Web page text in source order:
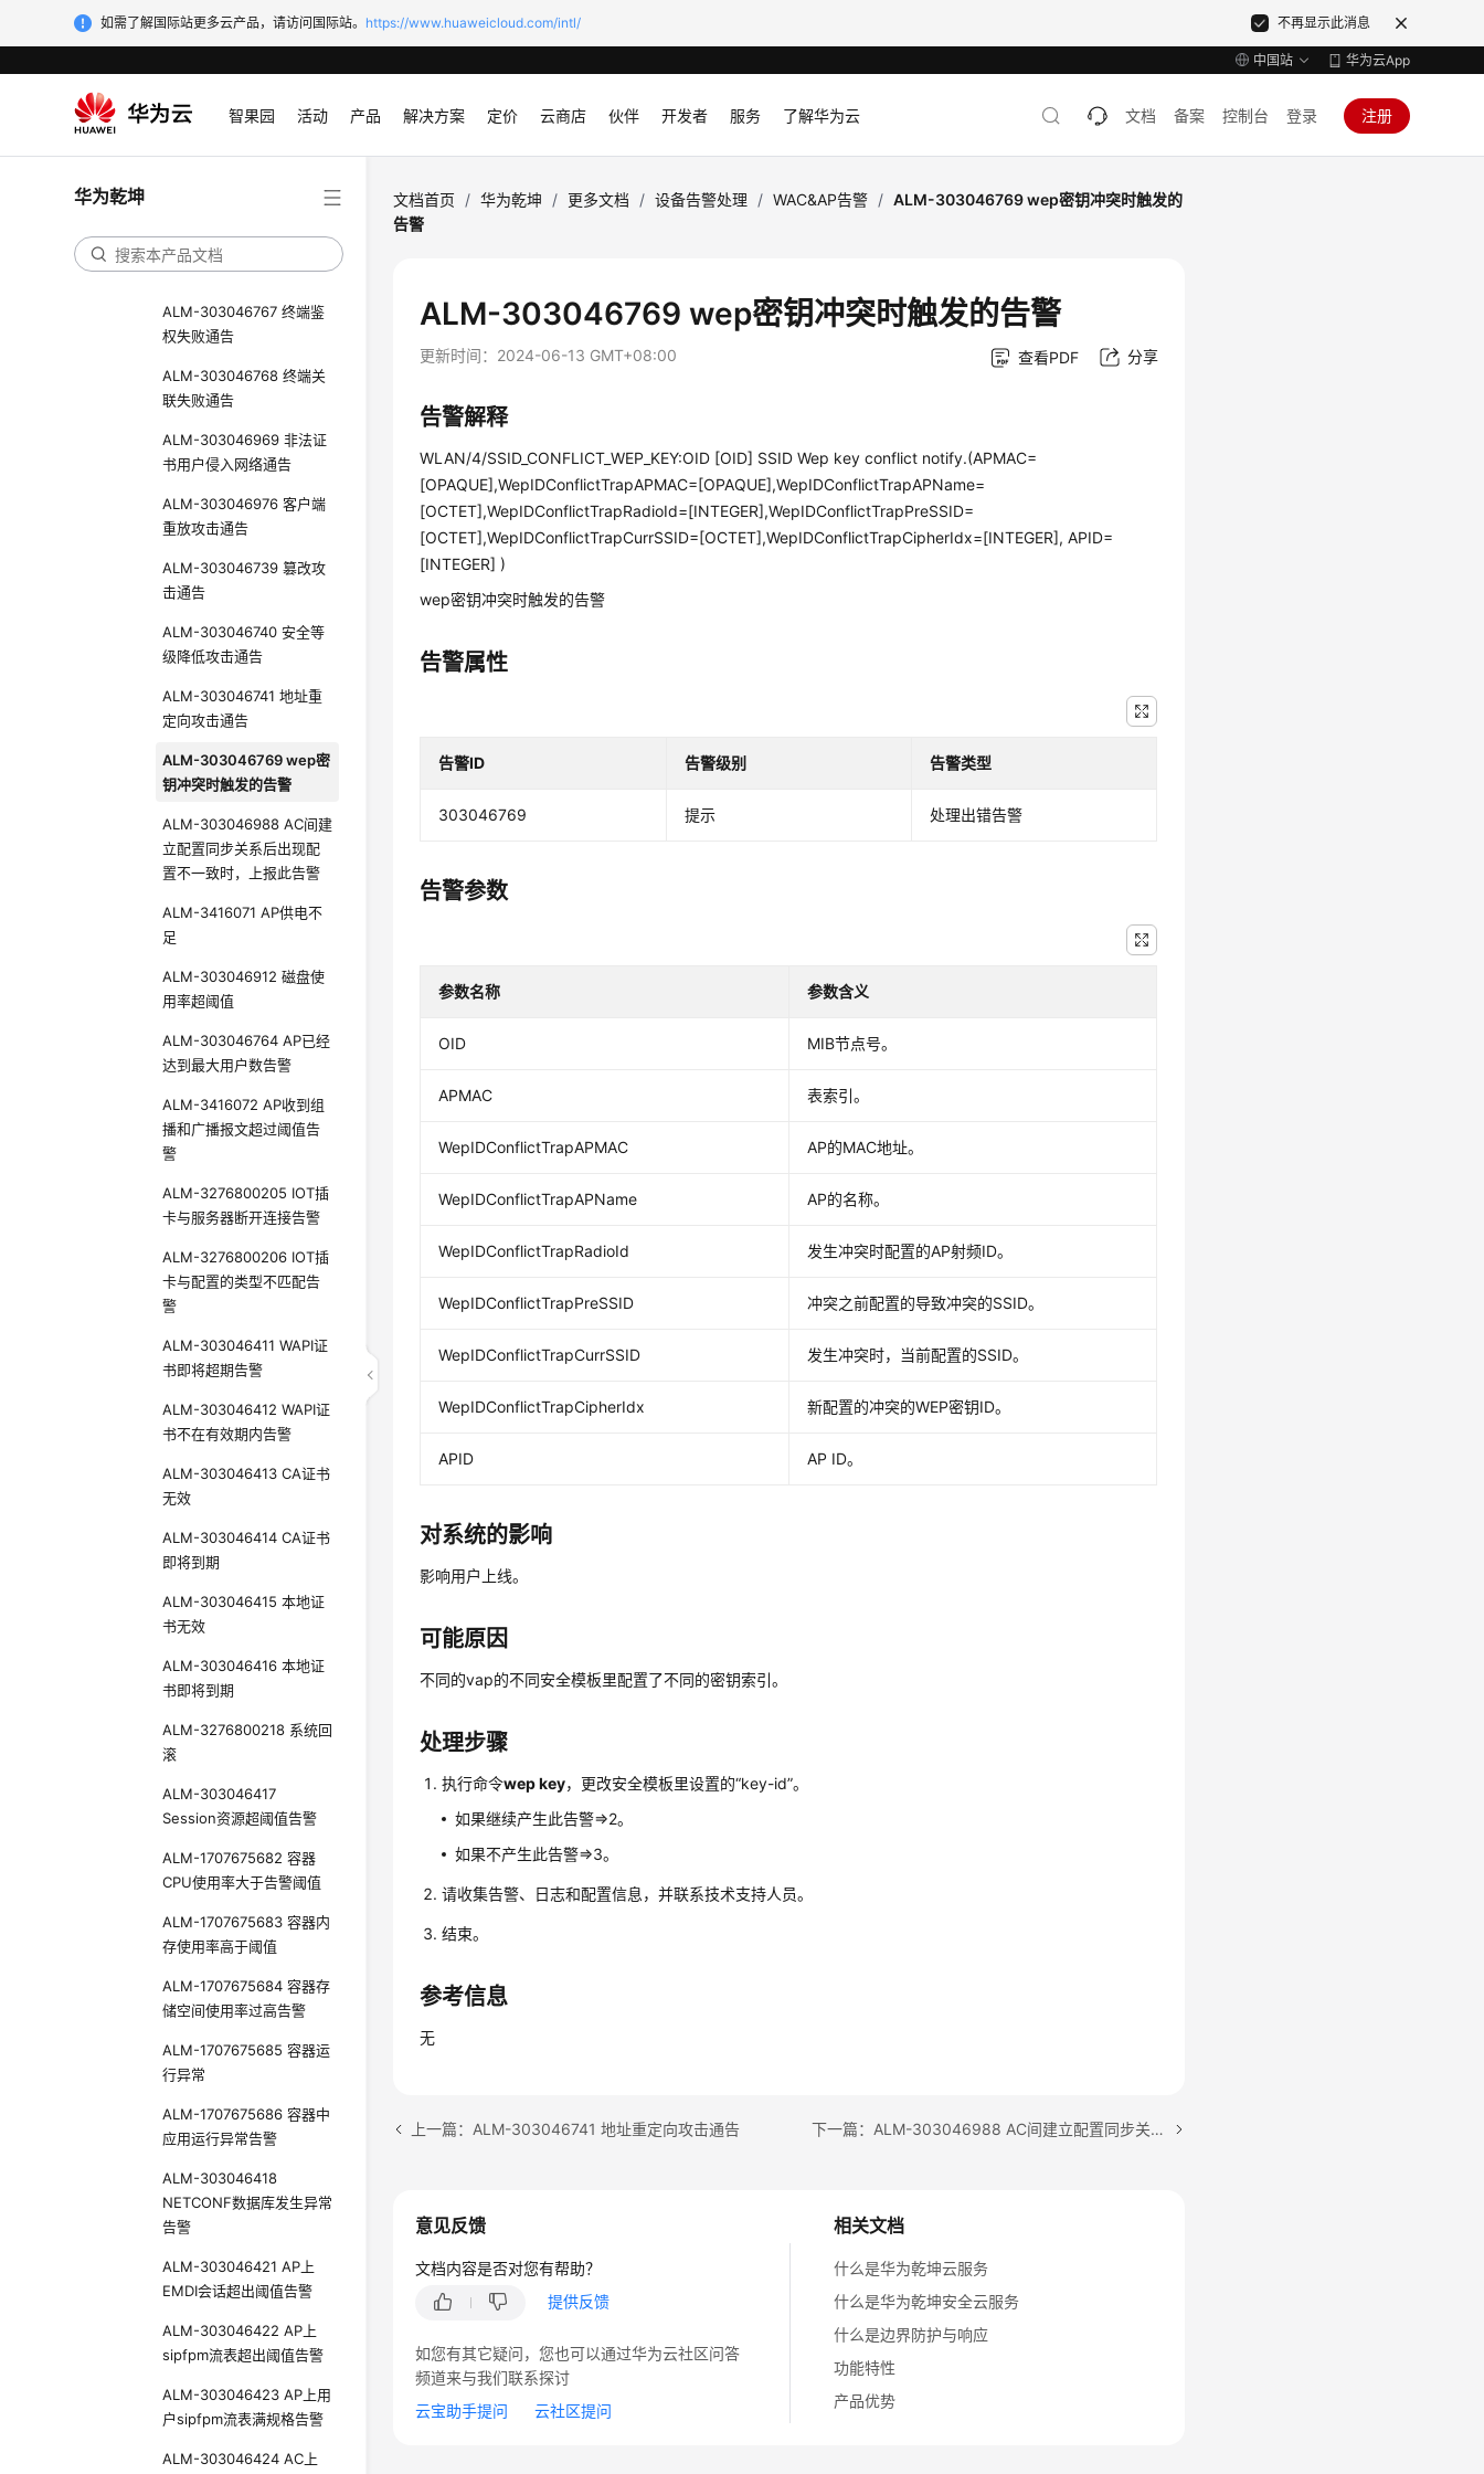
如需了解国际站更多云产品，请访问国际站。 https://www.huaweicloud.com/intl/ 不再显示此消息
中国站 华为云App
智果园 活动 产品 解决方案 定价 云商店 伙伴 开发者 服务 了解华为云 文档 备案 控制台 登录 注册
华为乾坤
格
ALM-303046760 VAP组
组播带宽
ALM-303046761 VAP组
ALM-303046763 VAP创
建失败
ALM-303046767 终端鉴
权失败通告
ALM-303046768 终端关
联失败通告
ALM-303046969 非法证
书用户侵入网络通告
ALM-303046976 客户端
重放攻击通告
ALM-303046739 篡改攻
击通告
ALM-303046740 安全等
级降低攻击通告
ALM-303046741 地址重
定向攻击通告
ALM-303046769 wep密
钥冲突时触发的告警
ALM-303046988 AC间建
立配置同步关系后出现配
置不一致时，上报此告警
ALM-3416071 AP供电不
足
ALM-303046912 磁盘使
用率超阈值
ALM-303046764 AP已经
达到最大用户数告警
ALM-3416072 AP收到组
播和广播报文超过阈值告
警
ALM-3276800205 IOT插
卡与服务器断开连接告警
ALM-3276800206 IOT插
卡与配置的类型不匹配告
警
ALM-303046411 WAPI证
书即将超期告警
ALM-303046412 WAPI证
书不在有效期内告警
ALM-303046413 CA证书
无效
ALM-303046414 CA证书
即将到期
ALM-303046415 本地证
书无效
ALM-303046416 本地证
书即将到期
ALM-3276800218 系统回
滚
ALM-303046417
Session资源超阈值告警
ALM-1707675682 容器
CPU使用率大于告警阈值
ALM-1707675683 容器内
存使用率高于阈值
ALM-1707675684 容器存
储空间使用率过高告警
ALM-1707675685 容器运
行异常
ALM-1707675686 容器中
应用运行异常告警
ALM-303046418
NETCONF数据库发生异常
告警
ALM-303046421 AP上
EMDI会话超出阈值告警
ALM-303046422 AP上
sipfpm流表超出阈值告警
ALM-303046423 AP上用
户sipfpm流表满规格告警
ALM-303046424 AC上
文档首页 / 华为乾坤 / 更多文档 / 设备告警处理 / WAC&AP告警 / ALM-303046769 wep密钥冲突时触发的
告警
ALM-303046769 wep密钥冲突时触发的告警
更新时间： 2024-06-13 GMT+08:00 查看PDF 分享
告警解释
WLAN/4/SSID_CONFLICT_WEP_KEY:OID [OID] SSID Wep key conflict notify.(APMAC=
[OPAQUE],WepIDConflictTrapAPMAC=[OPAQUE],WepIDConflictTrapAPName=
[OCTET],WepIDConflictTrapRadioId=[INTEGER],WepIDConflictTrapPreSSID=
[OCTET],WepIDConflictTrapCurrSSID=[OCTET],WepIDConflictTrapCipherIdx=[INTEGER], APID=
[INTEGER] )
wep密钥冲突时触发的告警
告警属性
告警ID 告警级别 告警类型
303046769 提示 处理出错告警
告警参数
参数名称 参数含义
OID MIB节点号。
APMAC 表索引。
WepIDConflictTrapAPMAC AP的MAC地址。
WepIDConflictTrapAPName AP的名称。
WepIDConflictTrapRadioId 发生冲突时配置的AP射频ID。
WepIDConflictTrapPreSSID 冲突之前配置的导致冲突的SSID。
WepIDConflictTrapCurrSSID 发生冲突时，当前配置的SSID。
WepIDConflictTrapCipherIdx 新配置的冲突的WEP密钥ID。
APID AP ID。
对系统的影响
影响用户上线。
可能原因
不同的vap的不同安全模板里配置了不同的密钥索引。
处理步骤
执行命令wep key，更改安全模板里设置的“key-id”。
如果继续产生此告警=>2。
如果不产生此告警=>3。
请收集告警、日志和配置信息，并联系技术支持人员。
结束。
参考信息
无
上一篇：ALM-303046741 地址重定向攻击通告 下一篇：ALM-303046988 AC间建立配置同步关系后出现配置不一致时，上报此告警
相关文档
什么是华为乾坤云服务
什么是华为乾坤安全云服务
什么是边界防护与响应
功能特性
产品优势
意见反馈
文档内容是否对您有帮助？
提供反馈
如您有其它疑问，您也可以通过华为云社区问答
频道来与我们联系探讨
云宝助手提问
云社区提问